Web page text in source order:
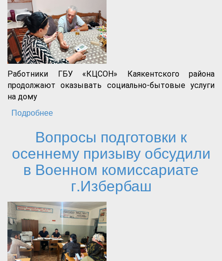
Работники ГБУ «КЦСОН» Каякентского района
продолжают оказывать социально-бытовые услуги
на дому
Подробнее
бытовые услуги на дому
Вопросы подготовки к
осеннему призыву обсудили
в Военном комиссариате
г.Избербаш